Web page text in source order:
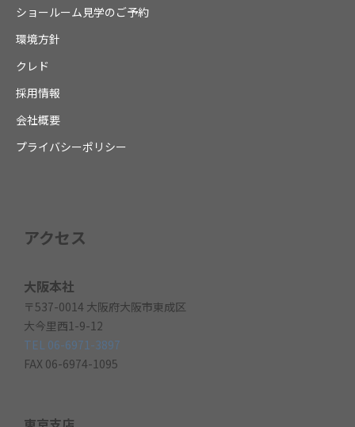
ショールーム見学のご予約
環境方針
クレド
採用情報
会社概要
プライバシーポリシー
アクセス
大阪本社
〒537-0014 大阪府大阪市東成区
大今里西1-9-12
TEL 06-6971-3897
FAX 06-6974-1095